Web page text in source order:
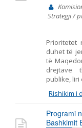
Strategji /
Prioritetet
duhet të
të
drejtave
publike,
Rishikim i
Programi
Bashkimit